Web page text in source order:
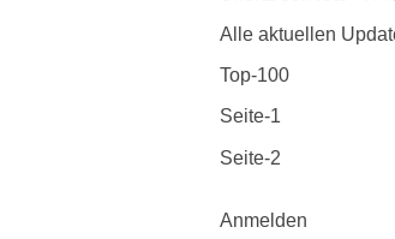
Alle aktuellen
Top-100
Seite-1
Seite-2
Anmelden